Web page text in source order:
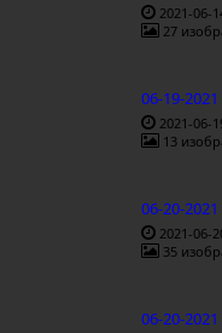
2021-06-
27
06-19-
2021-06-
13
06-20-
2021-06-
35
06-20-